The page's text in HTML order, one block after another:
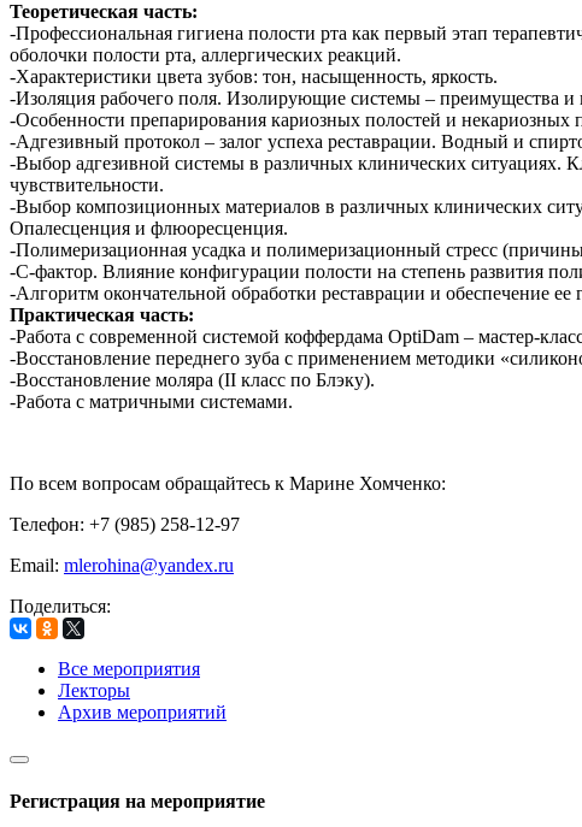
Теоретическая часть:
-Профессиональная гигиена полости рта как первый этап
оболочки полости рта, аллергических реакций.
-Характеристики цвета зубов: тон, насыщенность, яркость.
-Изоляция рабочего поля. Изолирующие системы – преимущества
-Особенности препарирования кариозных полостей и
-Адгезивный протокол – залог успеха реставрации. Водный и
-Выбор адгезивной системы в различных клинических
чувствительности.
-Выбор композиционных материалов в различных клинических
Опалесценция и флюоресценция.
-Полимеризационная усадка и полимеризационный стресс
-С-фактор. Влияние конфигурации полости на степень развития
-Алгоритм окончательной обработки реставрации и обеспечение ее
Практическая часть:
-Работа с современной системой коффердама OptiDam – мастер-
-Восстановление переднего зуба с применением методики
-Восстановление моляра (II класс по Блэку).
-Работа с матричными системами.
По всем вопросам обращайтесь к Марине Хомченко:
Телефон: +7 (985) 258-12-97
Email: mlerohina@yandex.ru
Поделиться:
Все мероприятия
Лекторы
Архив мероприятий
Регистрация на мероприятие